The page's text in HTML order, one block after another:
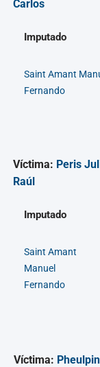
Carlos
Imputado
Saint Amant
Fernando
Víctima: Peris
Raúl
Imputado
Saint Amant
Manuel
Fernando
Víctima: